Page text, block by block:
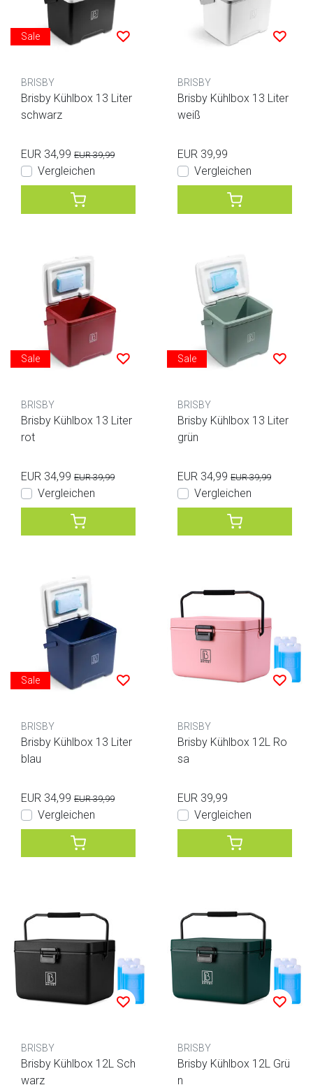
Sale
BRISBY
Brisby Kühlbox 13 Liter
schwarz
EUR 34,99 EUR 39,99
Vergleichen
BRISBY
Brisby Kühlbox 13 Liter
weiß
EUR 39,99
Vergleichen
Sale
BRISBY
Brisby Kühlbox 13 Liter
rot
EUR 34,99 EUR 39,99
Vergleichen
Sale
BRISBY
Brisby Kühlbox 13 Liter
grün
EUR 34,99 EUR 39,99
Vergleichen
Sale
BRISBY
Brisby Kühlbox 13 Liter
blau
EUR 34,99 EUR 39,99
Vergleichen
BRISBY
Brisby Kühlbox 12L Ro
sa
EUR 39,99
Vergleichen
BRISBY
Brisby Kühlbox 12L Sch
warz
BRISBY
Brisby Kühlbox 12L Grü
n